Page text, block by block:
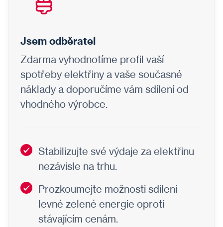
Jsem odběratel
Zdarma vyhodnotíme profil vaší
spotřeby elektřiny a vaše současné
náklady a doporučíme vám sdílení od
vhodného výrobce.
Stabilizujte své výdaje za elektřinu
nezávisle na trhu.
Prozkoumejte možnosti sdílení
levné zelené energie oproti
stávajícím cenám.